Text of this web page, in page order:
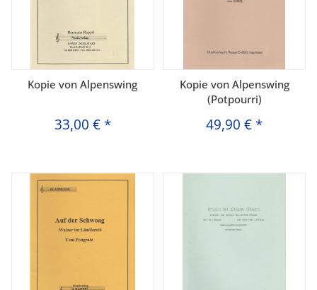
Kopie von Alpenswing
33,00 € *
Kopie von Alpenswing
(Potpourri)
49,90 € *